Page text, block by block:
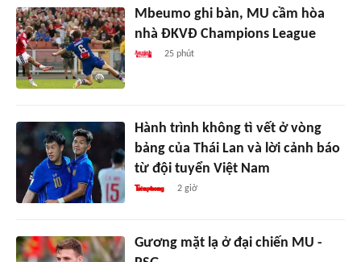
Mbeumo ghi bàn, MU cầm hòa
nhà ĐKVĐ Champions League
25 phút
Hành trình không tì vết ở vòng
bảng của Thái Lan và lời cảnh báo
từ đội tuyển Việt Nam
2 giờ
Gương mặt lạ ở đại chiến MU -